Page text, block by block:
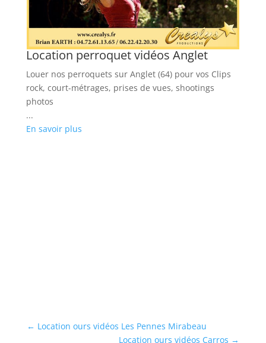
Location perroquet vidéos Anglet
Louer nos perroquets sur Anglet (64) pour vos Clips
rock, court-métrages, prises de vues, shootings
photos
...
En savoir plus
← Location ours vidéos Les Pennes Mirabeau
Location ours vidéos Carros →